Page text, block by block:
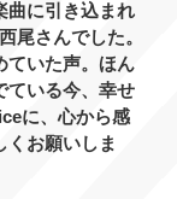
曲に引き込まれ
尾さんでした。
ていた声。ほん
ている今、幸せ
に、心から感
くお願いしま